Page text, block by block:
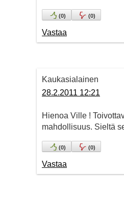
(0) (0)
Vastaa
Kaukasialainen
28.2.2011 12:21
Hienoa Ville !
mahdollisuus. Sieltä
(0) (0)
Vastaa